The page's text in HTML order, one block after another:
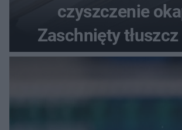
czyszczenie
Zaschnięty
znikną bez